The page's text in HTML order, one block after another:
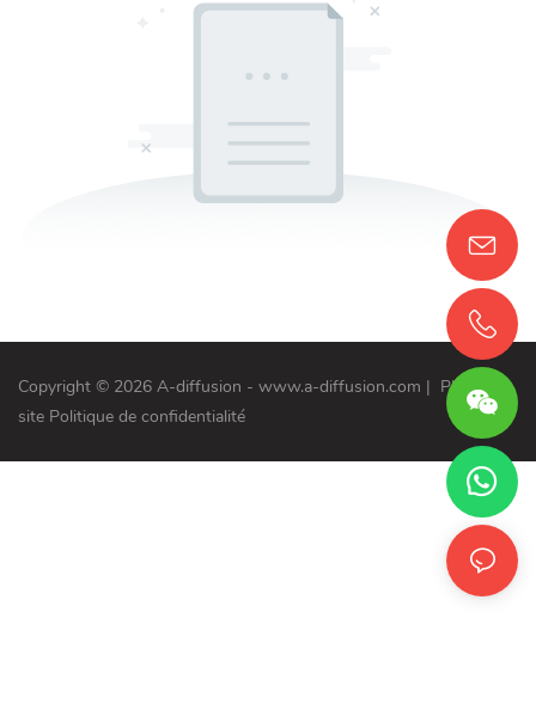
Copyright © 2026 A-diffusion - www.a-diffusion.com | Plan du
site Politique de confidentialité